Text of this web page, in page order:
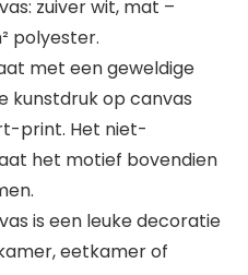
zuiver wit, mat –
polyester.
met een geweldige
kunstdruk op canvas
print. Het niet-
het motief bovendien
is een leuke decoratie
eetkamer of